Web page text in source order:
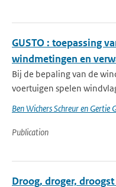
GUSTO : toepassing
windmetingen en
Bij de bepaling van de
voertuigen spelen
Ben Wichers Schreur en Gertie
Publication
Droog, droger,